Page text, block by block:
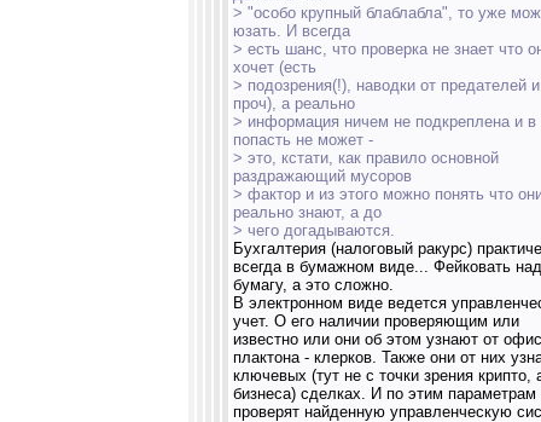
> "особо крупный блаблабла", то уже
юзать. И всегда
> есть шанс, что проверка не знает что
хочет (есть
> подозрения(!), наводки от предателей и
проч), а реально
> информация ничем не подкреплена и в
попасть не может -
> это, кстати, как правило основной
раздражающий мусоров
> фактор и из этого можно понять что
реально знают, а до
> чего догадываются.
Бухгалтерия (налоговый ракурс)
всегда в бумажном виде... Фейковать
бумагу, а это сложно.
В электронном виде ведется
учет. О его наличии проверяющим или
известно или они об этом узнают от
плактона - клерков. Также они от них
ключевых (тут не с точки зрения крипто,
бизнеса) сделках. И по этим параметрам
проверят найденную управленческую